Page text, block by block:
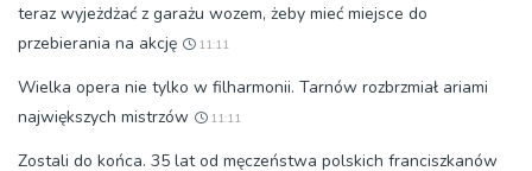
teraz wyjeżdżać z garażu wozem, żeby mieć miejsce do
przebierania na akcję
11:11
Wielka opera nie tylko w filharmonii. Tarnów rozbrzmiał ariami
największych mistrzów
11:11
Zostali do końca. 35 lat od męczeństwa polskich franciszkanów